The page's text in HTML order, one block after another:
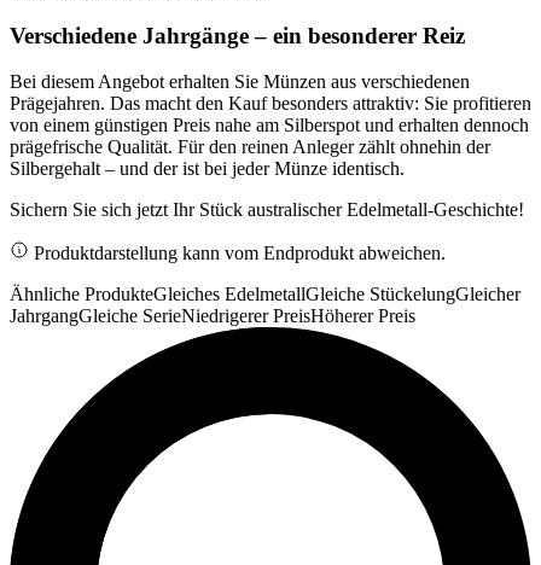
Verschiedene Jahrgänge – ein besonderer Reiz
Bei diesem Angebot erhalten Sie Münzen aus verschiedenen
Prägejahren. Das macht den Kauf besonders attraktiv: Sie profitieren
von einem günstigen Preis nahe am Silberspot und erhalten dennoch
prägefrische Qualität. Für den reinen Anleger zählt ohnehin der
Silbergehalt – und der ist bei jeder Münze identisch.
Sichern Sie sich jetzt Ihr Stück australischer Edelmetall-Geschichte!
Produktdarstellung kann vom Endprodukt abweichen.
Ähnliche ProdukteGleiches EdelmetallGleiche StückelungGleicher
JahrgangGleiche SerieNiedrigerer PreisHöherer Preis